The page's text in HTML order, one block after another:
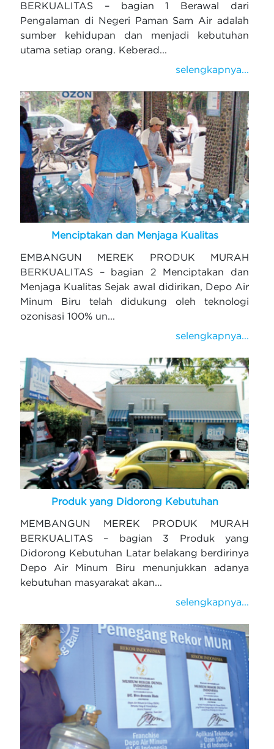
BERKUALITAS – bagian 1 Berawal dari
Pengalaman di Negeri Paman Sam Air adalah
sumber kehidupan dan menjadi kebutuhan
utama setiap orang. Keberad...
selengkapnya...
Menciptakan dan Menjaga Kualitas
EMBANGUN MEREK PRODUK MURAH
BERKUALITAS – bagian 2 Menciptakan dan
Menjaga Kualitas Sejak awal didirikan, Depo Air
Minum Biru telah didukung oleh teknologi
ozonisasi 100% un...
selengkapnya...
Produk yang Didorong Kebutuhan
MEMBANGUN MEREK PRODUK MURAH
BERKUALITAS – bagian 3 Produk yang
Didorong Kebutuhan Latar belakang berdirinya
Depo Air Minum Biru menunjukkan adanya
kebutuhan masyarakat akan...
selengkapnya...